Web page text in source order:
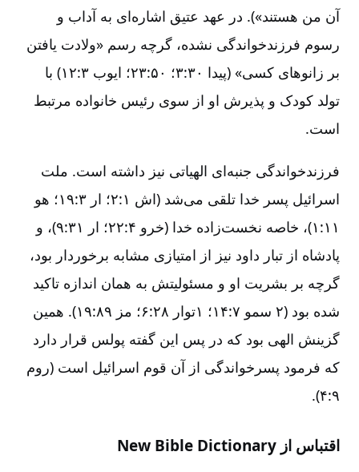
آن من هستند»). در عهد عتیق اشاره‌ای به آداب و
رسوم فرزندخواندگی نشده، گرچه رسم «ولادت یافتن
بر زانوهای کسی» (پیدا ۳۰:‏۳؛ ۵۰:‏۲۳؛ ایوب ۳:‏۱۲) با
تولد کودک و پذیرش او از سوی رئیس خانواده مرتبط
است.
فرزندخواندگی جنبه‌ای الهیاتی نیز داشته است. ملت
اسرائیل پسر خدا تلقی می‌شد (اش ۱:‏۲؛ ار ۳:‏۱۹؛ هو
۱۱:‏۱)، خاصه نخست‌زاده خدا (خرو ۴:‏۲۲؛ ار ۳۱:‏۹)، و
پادشاه از تبار داود نیز از امتیازی مشابه برخوردار بود،
گرچه بر بشریت او و مسئولیتش به همان اندازه تاکید
شده بود (۲ سمو ۷:‏۱۴؛ ۱توار ۲۸:‏۶؛ مز ۸۹:‏۱۹). همین
گزینش الهی بود که در پس این گفته پولس قرار دارد
که فرمود پسرخواندگی از آن قوم اسرائیل است (روم
۹:‏۴).
اقتباس از New Bible Dictionary